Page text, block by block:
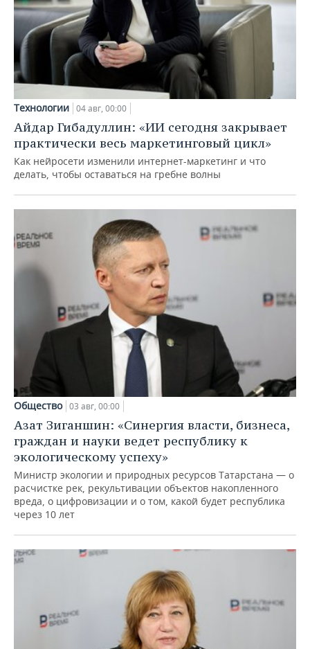
Технологии 04 авг, 00:00
Айдар Гибадуллин: «ИИ сегодня закрывает
практически весь маркетинговый цикл»
Как нейросети изменили интернет-маркетинг и что
делать, чтобы оставаться на гребне волны
Общество 03 авг, 00:00
Азат Зиганшин: «Синергия власти, бизнеса,
граждан и науки ведет республику к
экологическому успеху»
Министр экологии и природных ресурсов Татарстана — о
расчистке рек, рекультивации объектов накопленного
вреда, о цифровизации и о том, какой будет республика
через 10 лет